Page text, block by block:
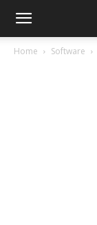
Home Software